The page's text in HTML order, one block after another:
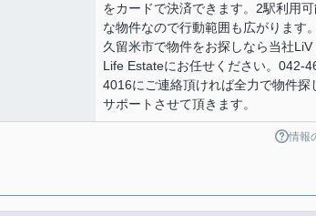
をカードで決済できます。2駅利用
な物件なので行動範囲も広がります
久留米市で物件をお探しなら当社LiV
Life Estateにお任せください。042-
4016にご連絡頂ければ全力で物件探
サポートさせて頂きます。
情報